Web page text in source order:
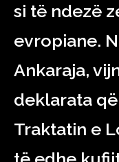
si të ndezë
evropiane.
Ankaraja,
deklarata
Traktatin e